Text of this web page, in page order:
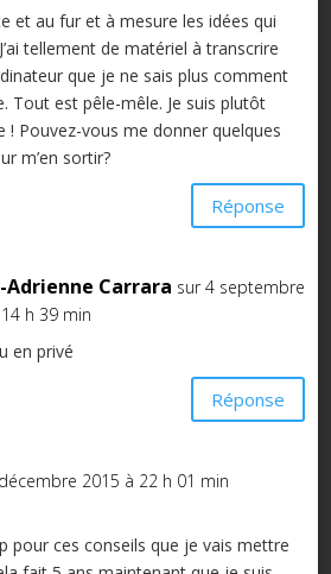
et au fur et à mesure les idées qui
tellement de matériel à transcrire
que je ne sais plus comment
Tout est pêle-mêle. Je suis plutôt
! Pouvez-vous me donner quelques
m’en sortir?
Réponse
Adrienne Carrara sur 4 septembre
h 39 min
en privé
Réponse
2015 à 22 h 01 min
pour ces conseils que je vais mettre